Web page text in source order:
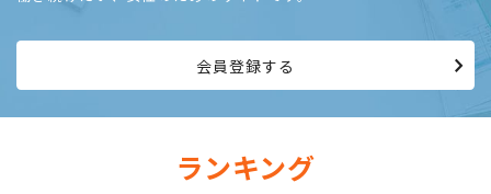
会員登録する
ランキング